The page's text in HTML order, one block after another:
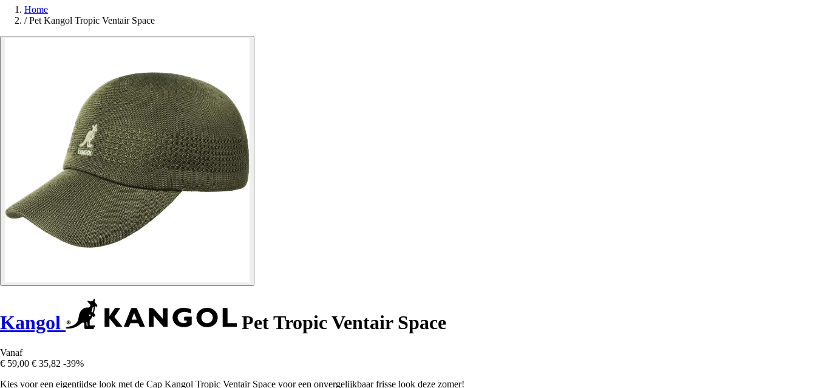
Home
/ Pet Kangol Tropic Ventair Space
Kangol Pet Tropic Ventair Space
Vanaf
€ 59,00 € 35,82 -39%
Kies voor een eigentijdse look met de Cap Kangol Tropic Ventair Space voor een onvergelijkbaar frisse look deze zomer!